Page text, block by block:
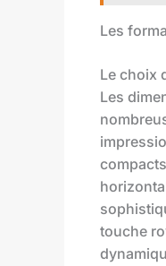
Les
Le choix
Les
touche